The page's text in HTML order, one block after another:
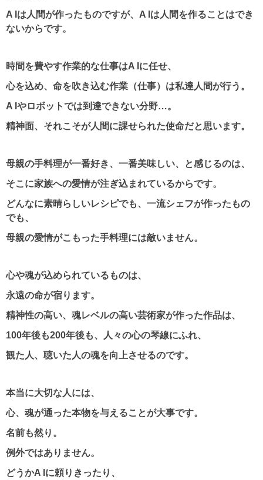
A Iは人間が作ったものですが、A Iは人間を作ることはでき
ないからです。
時間を費やす作業的な仕事はA Iに任せ、
心を込め、命を吹き込む作業（仕事）は私達人間が行う。
A Iやロボットでは到達できない分野…。
精神面、それこそが人間に課せられた使命だと思います。
母親の手料理が一番好き、一番美味しい、と感じるのは、
そこに家族への愛情が注ぎ込まれているからです。
どんなに素晴らしいレシピでも、一流シェフが作ったもの
でも、
母親の愛情がこもった手料理には敵いません。
心や魂が込められているものは、
永遠の命が宿ります。
精神性の高い、魂レベルの高い芸術家が作った作品は、
100年後も200年後も、人々の心の琴線にふれ、
観た人、聴いた人の魂を向上させるのです。
本当に大切な人には、
心、魂が通った本物を与えることが大事です。
名前も然り。
例外ではありません。
どうかA Iに頼りきったり、